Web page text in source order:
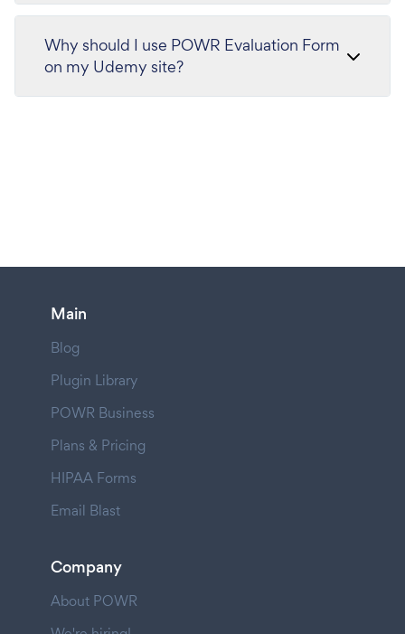
Why should I use POWR Evaluation Form
on my Udemy site?
Main
Blog
Plugin Library
POWR Business
Plans & Pricing
HIPAA Forms
Email Blast
Company
About POWR